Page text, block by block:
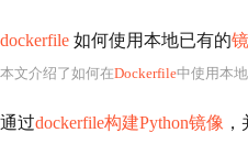
dockerfile 如何使用本地已有的
本文介绍了如何在Dockerfile中使用本
通过dockerfile构建Python镜像